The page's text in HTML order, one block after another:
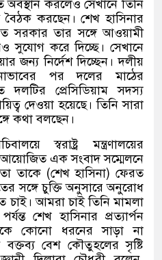
অবস্থান করলেও সেখানে তিনি
বৈঠক করছেন। শেখ হাসিনার
সরকার তার সঙ্গে আওয়ামী
সুযোগ করে দিচ্ছে। সেখানে
জন্য নির্দেশ দিচ্ছেন। দলীয়
পর দলের মাঠের
দলটির প্রেসিডিয়াম সদস্য
দেওয়া হয়েছে। তিনি সারা
কথা বলছেন।
স্বরাষ্ট্র মন্ত্রণালয়ের
আয়োজিত এক সংবাদ সম্মেলনে
তাকে(শেখ হাসিনা)ফেরত
সঙ্গে চুক্তি অনুসারে অনুরোধ
চাই। আমরা চাই তিনি মামলা
শেখ হাসিনার প্রত‍্যার্পন
কোনো ধরনের সাড়া না
বক্তব্য বেশ কৌতুহলের সৃষ্টি